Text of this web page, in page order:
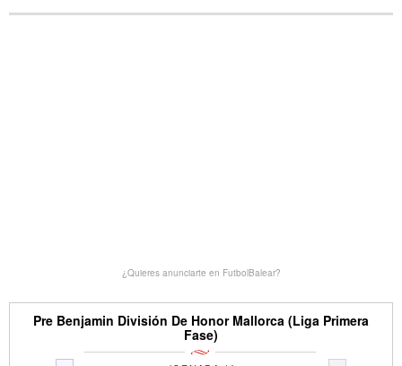
¿Quieres anunciarte en FutbolBalear?
Pre Benjamin División De Honor Mallorca (Liga Primera
Fase)